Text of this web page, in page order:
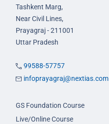
Tashkent Marg,
Near Civil Lines,
Prayagraj - 211001
Uttar Pradesh
99588-57757
infoprayagraj@nextias.com
GS Foundation Course
Live/Online Course